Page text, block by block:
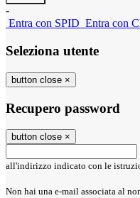
-
Entra con SPID Entra con
Seleziona utente
button close ×
Recupero password
button close ×
all'indirizzo indicato con le
Non hai una e-mail associata al